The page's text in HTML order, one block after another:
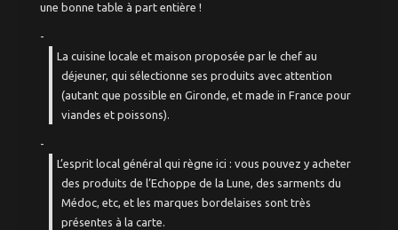
une bonne table à part entière !
La cuisine locale et maison proposée par le chef au
déjeuner, qui sélectionne ses produits avec attention
(autant que possible en Gironde, et made in France pour
viandes et poissons).
L’esprit local général qui règne ici : vous pouvez y acheter
des produits de l’Echoppe de la Lune, des sarments du
Médoc, etc, et les marques bordelaises sont très
présentes à la carte.